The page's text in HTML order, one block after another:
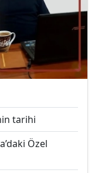
tarihi
Özel